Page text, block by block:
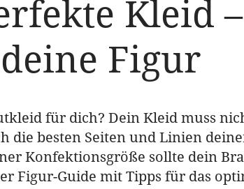
Kleid
deine Figur
für dich? Dein Kleid muss
die besten Seiten und Linien
Konfektionsgröße sollte dein
Figur-Guide mit Tipps für das